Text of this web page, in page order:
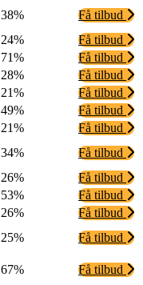
38%
Få tilbud
24%
Få tilbud
71%
Få tilbud
28%
Få tilbud
21%
Få tilbud
49%
Få tilbud
21%
Få tilbud
34%
Få tilbud
26%
Få tilbud
53%
Få tilbud
26%
Få tilbud
25%
Få tilbud
67%
Få tilbud